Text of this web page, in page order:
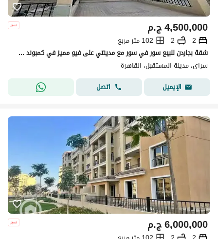
ج.م4,500,000
2
2
102 متر مربع
شقة بجاردن للبيع سور في سور مع مدينتي على فيو مميز في كمبوند سراي القاهرة الجديدة
سراى، مدينة المستقبل، القاهرة
الإيميل
اتصل
ج.م6,000,000